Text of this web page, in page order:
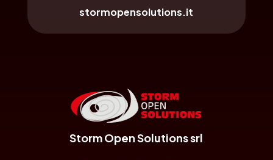
stormopensolutions.it
Storm Open Solutions srl